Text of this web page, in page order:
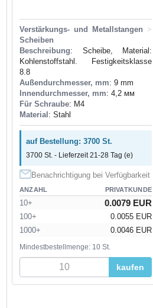
Verstärkungs- und Metallstangen >
Scheiben
Beschreibung: Scheibe, Material:
Kohlenstoffstahl. Festigkeitsklasse
8.8
Außendurchmesser, mm: 9 mm
Innendurchmesser, mm: 4,2 мм
Für Schraube: M4
Material : Stahl
auf Bestellung: 3700 St.
3700 St. - Lieferzeit 21-28 Tag (e)
Benachrichtigung bei Verfügbarkeit
ANZAHL PRIVATKUNDE
10+ 0.0079 EUR
100+
0.0055 EUR
1000+
0.0046 EUR
Mindestbestellmenge: 10 St.
kaufen